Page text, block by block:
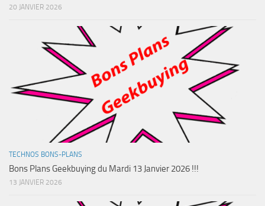
20 JANVIER 2026
TECHNOS BONS-PLANS
Bons Plans Geekbuying du Mardi 13 Janvier 2026 !!!
13 JANVIER 2026